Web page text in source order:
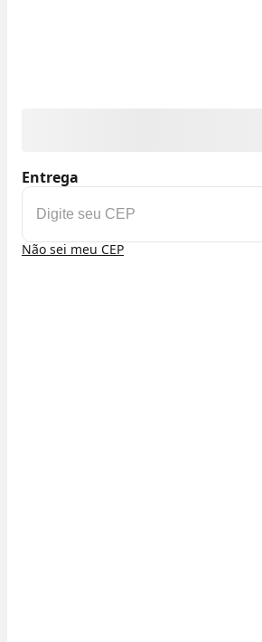
Entrega
Não sei meu CEP